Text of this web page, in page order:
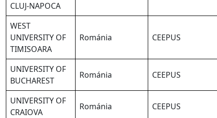
CLUJ-NAPOCA
WEST
UNIVERSITY OF
TIMISOARA
Románia CEEPUS
UNIVERSITY OF
BUCHAREST
Románia CEEPUS
UNIVERSITY OF
CRAIOVA
Románia CEEPUS